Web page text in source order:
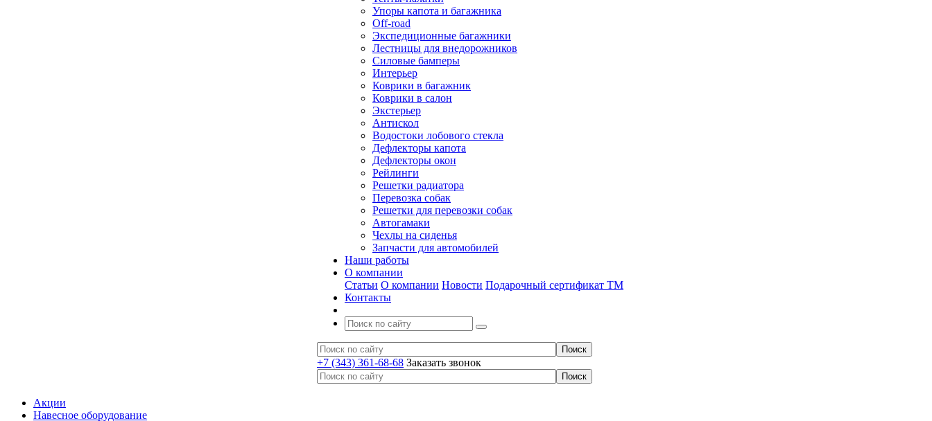
Упоры капота и багажника
Off-road
Экспедиционные багажники
Лестницы для внедорожников
Силовые бамперы
Интерьер
Коврики в багажник
Коврики в салон
Экстерьер
Антискол
Водостоки лобового стекла
Дефлекторы капота
Дефлекторы окон
Рейлинги
Решетки радиатора
Перевозка собак
Решетки для перевозки собак
Автогамаки
Чехлы на сиденья
Запчасти для автомобилей
Наши работы
О компании
Статьи О компании Новости Подарочный сертификат ТМ
Контакты
+7 (343) 361-68-68 Заказать звонок
Акции
Навесное оборудование